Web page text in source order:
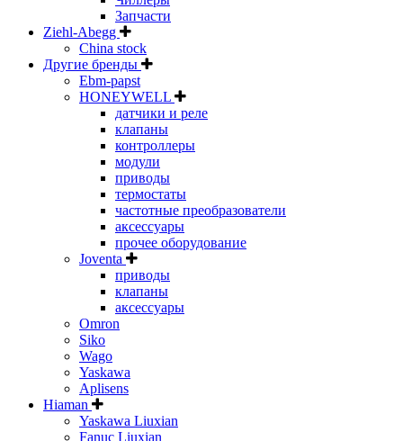
Запчасти
Ziehl-Abegg
China stock
Другие бренды
Ebm-papst
HONEYWELL
датчики и реле
клапаны
контроллеры
модули
приводы
термостаты
частотные преобразователи
аксессуары
прочее оборудование
Joventa
приводы
клапаны
аксессуары
Omron
Siko
Wago
Yaskawa
Aplisens
Hiaman
Yaskawa Liuxian
Fanuc Liuxian